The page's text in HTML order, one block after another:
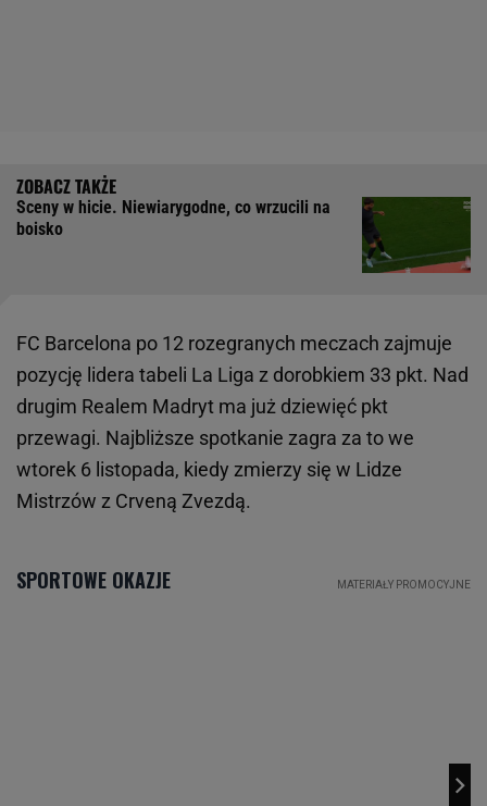
Sceny w hicie. Niewiarygodne, co wrzucili na
boisko
FC Barcelona po 12 rozegranych meczach zajmuje
pozycję lidera tabeli La Liga z dorobkiem 33 pkt. Nad
drugim Realem Madryt ma już dziewięć pkt
przewagi. Najbliższe spotkanie zagra za to we
wtorek 6 listopada, kiedy zmierzy się w Lidze
Mistrzów z Crveną Zvezdą.